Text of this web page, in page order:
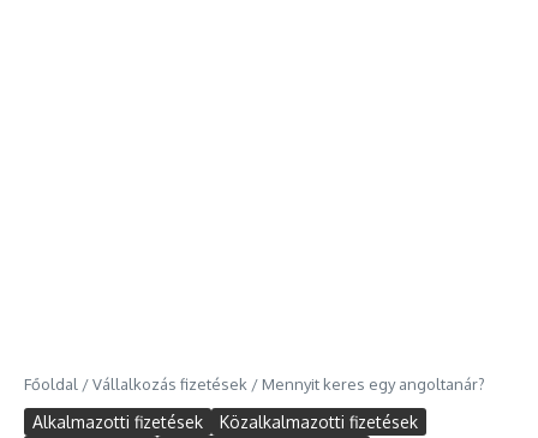
Főoldal /Vállalkozás fizetések / Mennyit keres egy angoltanár?
Alkalmazotti fizetések
Közalkalmazotti fizetések